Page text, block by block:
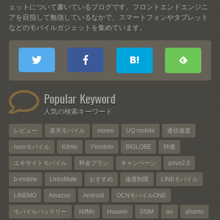
ェットについて書いているブログです。フロントエンドエンジニ
アを目指して勉強しているなかで、スマートフォンやタブレット
などのモバイルガジェットを集めています。
Popular Keyword
人気の検索キーワード
レビュー 楽天モバイル mineo UQ mobile 通信速度
nuroモバイル IIJmio Y!mobile BIGLOBE 特価
エキサイトモバイル 料金プラン キャンペーン povo2.0
b-mobile LinksMate おすすめ 速度制限 LINEモバイル
LINEMO Amazon Android OCNモバイルONE
モバイルバッテリー NifMo Huawei 0SIM au ahamo